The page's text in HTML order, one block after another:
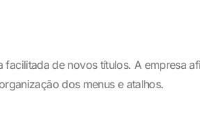
de novos títulos. A empresa
dos menus e atalhos.